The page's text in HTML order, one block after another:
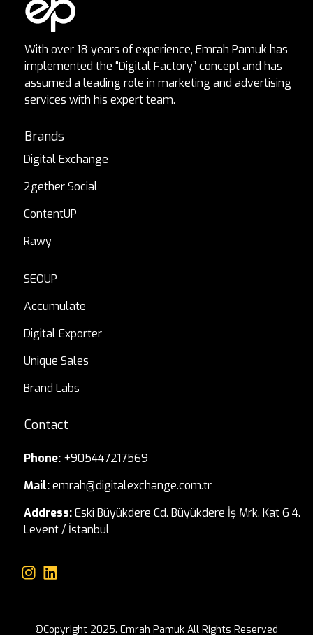
With over 18 years of experience, Emrah Pamuk has
implemented the “Digital Factory” concept and has
assumed a leading role in marketing and advertising
services with his expert team.
Brands
Digital Exchange
2gether Social
ContentUP
Rawy
SEOUP
Accumulate
Digital Exporter
Unique Sales
Brand Labs
Contact
Phone: +905447217569
Mail:emrah@digitalexchange.com.tr
Address:Eski Büyükdere Cd. Büyükdere İş Mrk. Kat 6 4.
Levent / İstanbul
©Copyright 2025. Emrah Pamuk All Rights Reserved